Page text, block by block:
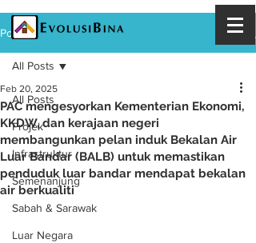
Post
All Posts
Projek
Infrastruktur
Semenanjung
Sabah & Sarawak
Luar Negara
All Posts
PAC mengesyorkan Kementerian Ekonomi,
KKDW, dan kerajaan negeri
membangunkan pelan induk Bekalan Air
Luar Bandar (BALB) untuk memastikan
penduduk luar bandar mendapat bekalan
air berkualiti
Feb 20, 2025